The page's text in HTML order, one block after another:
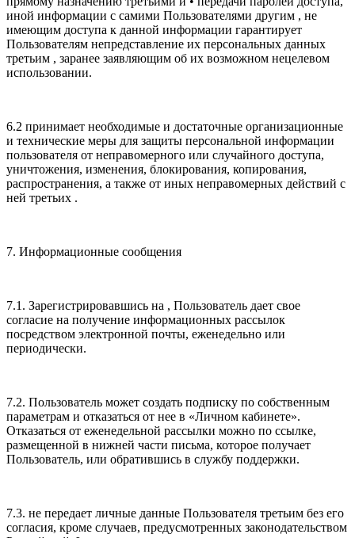
иной информации с самими Пользователями другим , не
имеющим доступа к данной информации гарантирует
Пользователям непредставление их персональных данных
третьим , заранее заявляющим об их возможном нецелевом
использовании.
6.2 принимает необходимые и достаточные организационные
и технические меры для защиты персональной информации
пользователя от неправомерного или случайного доступа,
уничтожения, изменения, блокирования, копирования,
распространения, а также от иных неправомерных действий с
ней третьих .
7. Информационные сообщения
7.1. Зарегистрировавшись на , Пользователь дает свое
согласие на получение информационных рассылок
посредством электронной почты, еженедельно или
периодически.
7.2. Пользователь может создать подписку по собственным
параметрам и отказаться от нее в «Личном кабинете».
Отказаться от еженедельной рассылки можно по ссылке,
размещенной в нижней части письма, которое получает
Пользователь, или обратившись в службу поддержки.
7.3. не передает личные данные Пользователя третьим без его
согласия, кроме случаев, предусмотренных законодательством